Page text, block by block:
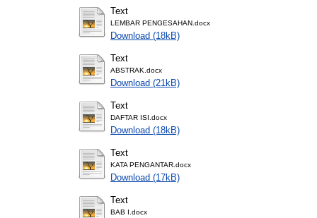
Text
LEMBAR PENGESAHAN.docx
Download (18kB)
Text
ABSTRAK.docx
Download (21kB)
Text
DAFTAR ISI.docx
Download (18kB)
Text
KATA PENGANTAR.docx
Download (17kB)
Text
BAB I.docx